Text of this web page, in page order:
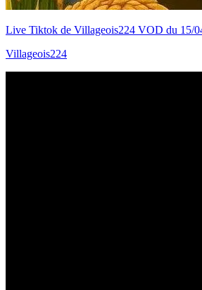
Live Tiktok de Villageois224 VOD du 15/
Villageois224